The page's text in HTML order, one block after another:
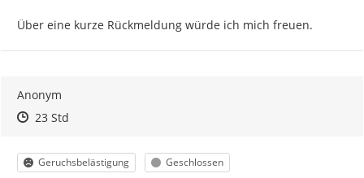
Über eine kurze Rückmeldung würde ich mich freuen.
Anonym
Zeitpunkt des Erstellens
Zeitpunkt des Erstellens
23 StdZur Äußerung
Kategorie
Geruchsbelästigung Status
Geschlossen